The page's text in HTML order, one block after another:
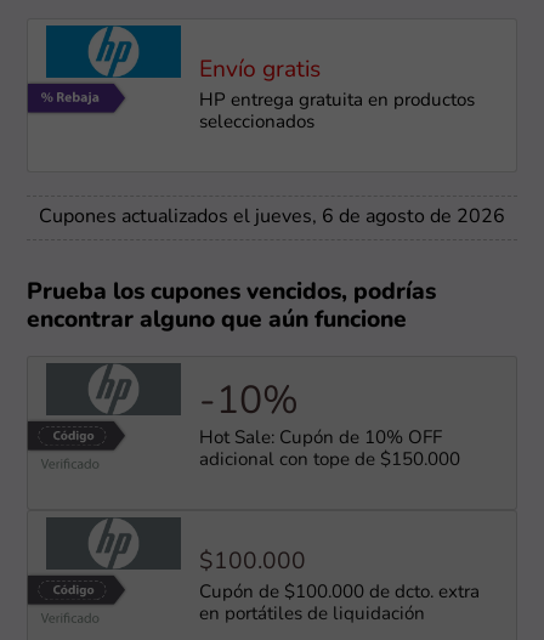
Envío gratis
HP entrega gratuita en productos
seleccionados
Cupones actualizados el jueves, 6 de agosto de 2026
Prueba los cupones vencidos, podrías
encontrar alguno que aún funcione
-10%
Hot Sale: Cupón de 10% OFF
adicional con tope de $150.000
$100.000
Cupón de $100.000 de dcto. extra
en portátiles de liquidación